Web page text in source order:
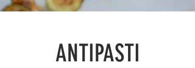
ANTIPASTI